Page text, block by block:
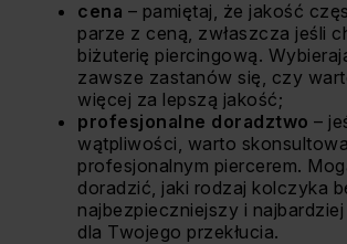
cena – pamiętaj, że jakość
parze z ceną, zwłaszcza jeśli
biżuterię piercingową.
zawsze zastanów się, czy
więcej za lepszą jakość;
profesjonalne doradztwo –
wątpliwości, warto
profesjonalnym piercerem.
doradzić, jaki rodzaj kolczyka
najbezpieczniejszy i
dla Twojego przekłucia.